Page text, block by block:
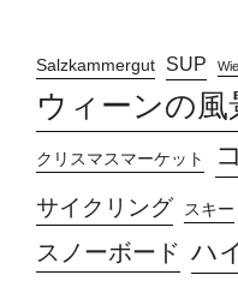
Salzkammergut SUP
ウィーンの風
クリスマスマーケット
サイクリング スキー
スノーボード ハ